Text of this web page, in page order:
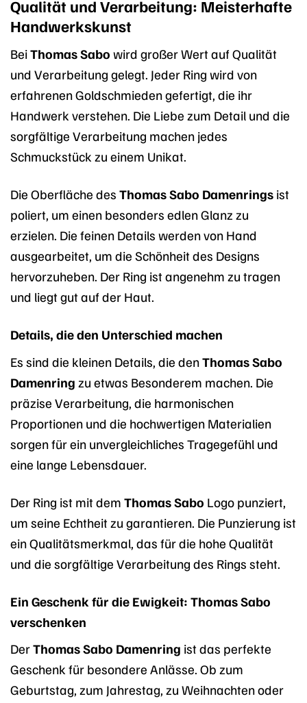
Qualität und Verarbeitung: Meisterhafte
Handwerkskunst
BeiThomas Sabo wird großer Wert auf Qualität
und Verarbeitung gelegt. Jeder Ring wird von
erfahrenen Goldschmieden gefertigt, die ihr
Handwerk verstehen. Die Liebe zum Detail und die
sorgfältige Verarbeitung machen jedes
Schmuckstück zu einem Unikat.
Die Oberfläche des Thomas Sabo Damenrings ist
poliert, um einen besonders edlen Glanz zu
erzielen. Die feinen Details werden von Hand
ausgearbeitet, um die Schönheit des Designs
hervorzuheben. Der Ring ist angenehm zu tragen
und liegt gut auf der Haut.
Details, die den Unterschied machen
Es sind die kleinen Details, die denThomas Sabo
Damenring zu etwas Besonderem machen. Die
präzise Verarbeitung, die harmonischen
Proportionen und die hochwertigen Materialien
sorgen für ein unvergleichliches Tragegefühl und
eine lange Lebensdauer.
Der Ring ist mit dem Thomas Sabo Logo punziert,
um seine Echtheit zu garantieren. Die Punzierung ist
ein Qualitätsmerkmal, das für die hohe Qualität
und die sorgfältige Verarbeitung des Rings steht.
Ein Geschenk für die Ewigkeit: Thomas Sabo
verschenken
DerThomas Sabo Damenring ist das perfekte
Geschenk für besondere Anlässe. Ob zum
Geburtstag, zum Jahrestag, zu Weihnachten oder